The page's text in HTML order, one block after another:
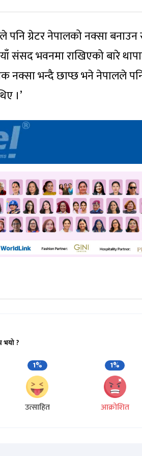
पनि ग्रेटर नेपालको नक्सा
संसद भवनमा राखिएको बारे
नक्सा भन्दै छाप्छ भने नेपालले
।’
भयो ?
1%
उत्साहित
1%
आक्रोशित